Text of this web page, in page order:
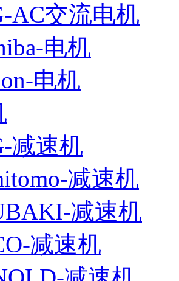
AC交流电机
电机
电机
减速机
减速机
减速机
减速机